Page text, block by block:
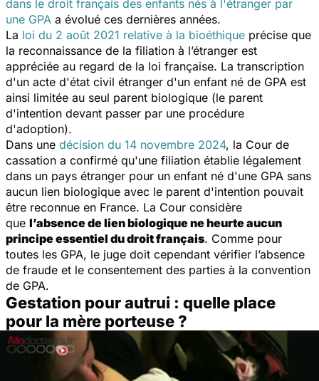
dans le droit français des enfants nés à l'étranger par
une GPA a évolué ces dernières années.
La loi du 2 août 2021 relative à la bioéthique précise que
la reconnaissance de la filiation à l’étranger est
appréciée au regard de la loi française. La transcription
d'un acte d'état civil étranger d'un enfant né de GPA est
ainsi limitée au seul parent biologique (le parent
d'intention devant passer par une procédure
d'adoption).
Dans une décision du 14 novembre 2024, la Cour de
cassation a confirmé qu'une filiation établie légalement
dans un pays étranger pour un enfant né d'une GPA sans
aucun lien biologique avec le parent d'intention pouvait
être reconnue en France. La Cour considère
que l’absence de lien biologique ne heurte aucun
principe essentiel du droit français. Comme pour
toutes les GPA, le juge doit cependant vérifier l’absence
de fraude et le consentement des parties à la convention
de GPA.
Gestation pour autrui : quelle place
pour la mère porteuse ?